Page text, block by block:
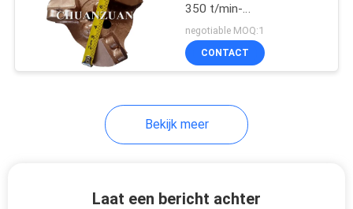
350 t/min-
Snelheid/Vaste Snijder
Drie Kegelbeetje
negotiable MOQ:1
CONTACT
Bekijk meer
Laat een bericht achter